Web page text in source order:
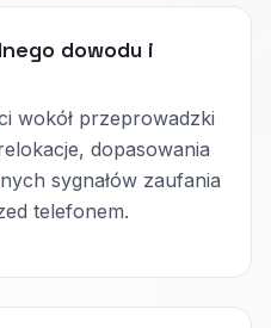
dowodu i
wokół przeprowadzki
dopasowania
sygnałów zaufania
telefonem.